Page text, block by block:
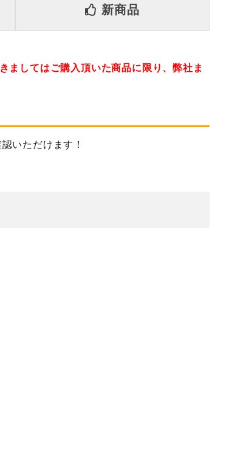
新商品
ましてはご購入頂いた商品に限り、弊社ま
いただけます！